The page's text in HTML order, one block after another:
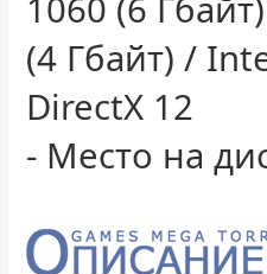
(4 Гбайт) /
DirectX 12
- Место на